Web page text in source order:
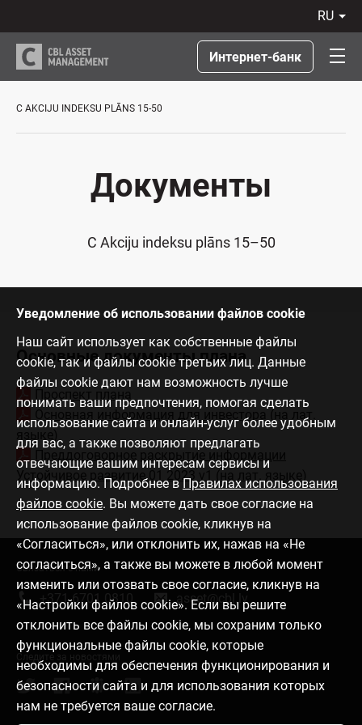
LV
RU
EN
LT
Интернет-банк
C AKCIJU INDEKSU PLĀNS 15-50
Документы
C Akciju indeksu plāns 15–50
Основные документы плана
Основная информация для инвестора
(на лат.
Преддоговорное раскрытие информации
Устойчивое развитие 01 2023 v1 (на лат. языке)
Уведомление об использовании файлов cookie
Наш сайт использует как собственные файлы
cookie, так и файлы cookie третьих лиц. Данные
файлы cookie дают нам возможность лучше
понимать ваши предпочтения, помогая сделать
использование сайта и онлайн-услуг более удобным
для вас, а также позволяют предлагать
отвечающие вашим интересам сервисы и
информацию. Подробнее в Правилах использования
файлов cookie. Вы можете дать свое согласие на
использование файлов cookie, кликнув на
«Согласиться», или отклонить их, нажав на «Не
согласиться», а также вы можете в любой момент
изменить или отозвать свое согласие, кликнув на
«Настройки файлов cookie». Если вы решите
отклонить все файлы cookie, мы сохраним только
функциональные файлы cookie, которые
необходимы для обеспечения функционирования и
безопасности сайта и для использования которых
нам не требуется ваше согласие.
Связаться с нами
+371 6701 0810 asset@cbl.lv